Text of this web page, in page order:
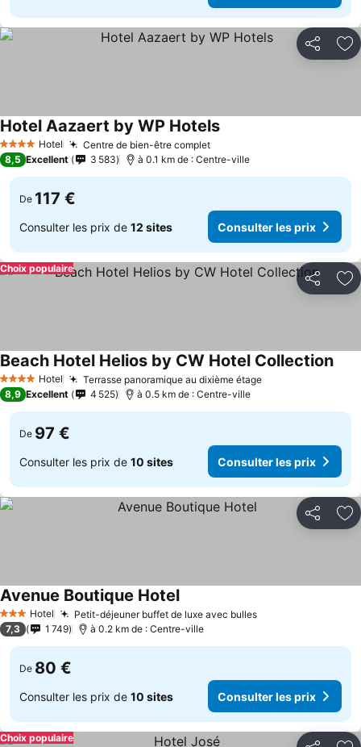
Partager
4 Étoiles Hotel Centre de bien-être complet
Hotel Aazaert by WP Hotels
8,5 Excellent 3 583 à 0.1 km de : Centre-ville
De 117 €
Consulter les prix de 12 sites Consulter les prix
Partager
Choix populaire
4 Étoiles Hotel Terrasse panoramique au dixième étage
Beach Hotel Helios by CW Hotel Collection
8,9 Excellent 4 525 à 0.5 km de : Centre-ville
De 97 €
Consulter les prix de 10 sites Consulter les prix
Partager
3 ÉtoilesHotel Petit-déjeuner buffet de luxe avec bulles
Avenue Boutique Hotel
7,3 1 749 à 0.2 km de : Centre-ville
De 80 €
Consulter les prix de 10 sites Consulter les prix
Choix populaire